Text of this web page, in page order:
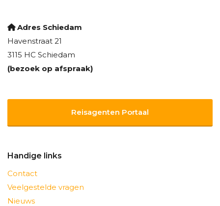
Adres Schiedam
Havenstraat 21
3115 HC Schiedam
(bezoek op afspraak)
Reisagenten Portaal
Handige links
Contact
Veelgestelde vragen
Nieuws